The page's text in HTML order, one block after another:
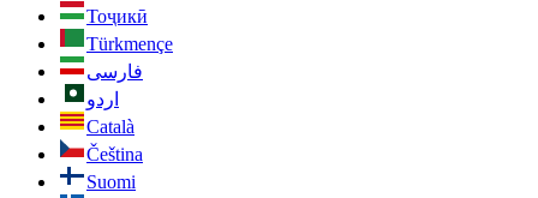
Тоҷикӣ
Türkmençe
فارسی
اردو
Català
Čeština
Suomi